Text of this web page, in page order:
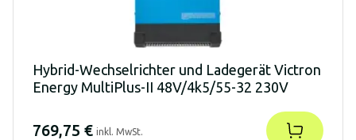
Hybrid-Wechselrichter und Ladegerät Victron
Energy MultiPlus-II 48V/4k5/55-32 230V
769,75 € inkl. MwSt.